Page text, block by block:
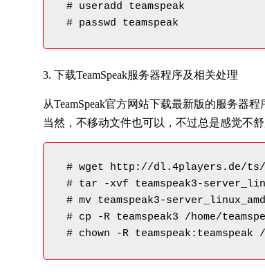
# useradd teamspeak
# passwd teamspeak
3. 下载TeamSpeak服务器程序及相关处理
从TeamSpeak官方网站下载最新版的服务器
当然，不移动文件也可以，不过总是感觉不
# wget http://dl.4players.de/ts/
# tar -xvf teamspeak3-
# mv teamspeak3-
# cp -R teamspeak3 /home/
# chown -R teamspeak:teamspeak